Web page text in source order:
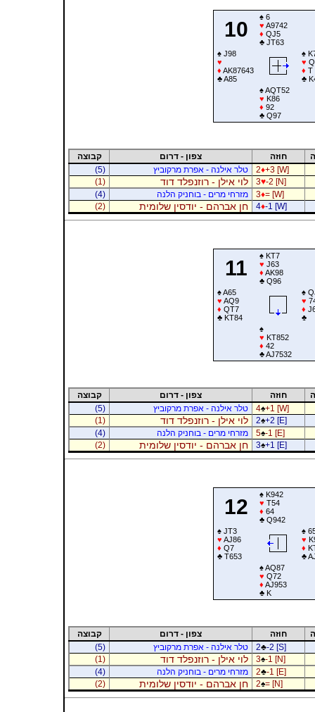
10
♠6
♥ A9742
♦ QJ5
♣JT63
♠J98
♥
♦ AK87643
♣A85
♠
♥
♦ T
♣
♠AQT52
♥ K86
♦ 92
♣Q97
חוזה צפון - דרום
קבוצה
2♦+3 [W] טלר אילנה - אפרת מרקוביץ
(5)
3♥-2 [N] לוי אילן - רוזנפלד דוד
(1)
3♦= [W] מזרחי מרים - בוחניק הלנה
(4)
4♦-1 [W] חן אברהם - יודסין שלומית (2)
11
♠KT7
♥ J63
♦ AK98
♣Q96
♠A65
♥ AQ9
♦ QT7
♣KT84
♠
♥
♦
♣
♠
♥ KT852
♦ 42
♣AJ7532
חוזה צפון - דרום
קבוצה
4♠+1 [W] טלר אילנה - אפרת מרקוביץ
(5)
2♠+2 [E] לוי אילן - רוזנפלד דוד
(1)
5♠-1 [E] מזרחי מרים - בוחניק הלנה
(4)
3♠+1 [E] חן אברהם - יודסין שלומית (2)
12
♠K942
♥ T54
♦ 64
♣Q942
♠JT3
♥ AJ86
♦ Q7
♣T653
♠
♥
♦
♣
♠AQ87
♥ Q72
♦ AJ953
♣K
חוזה צפון - דרום
קבוצה
2♣-2 [S] טלר אילנה - אפרת מרקוביץ
(5)
3♠-1 [N] לוי אילן - רוזנפלד דוד
(1)
2♣-1 [E] מזרחי מרים - בוחניק הלנה
(4)
2♠= [N] חן אברהם - יודסין שלומית (2)